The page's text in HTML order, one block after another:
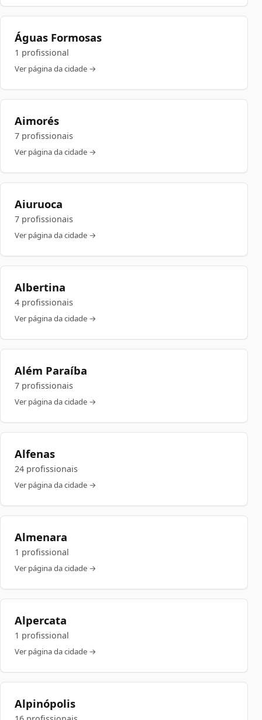
Águas Formosas
1 profissional
Ver página da cidade →
Aimorés
7 profissionais
Ver página da cidade →
Aiuruoca
7 profissionais
Ver página da cidade →
Albertina
4 profissionais
Ver página da cidade →
Além Paraíba
7 profissionais
Ver página da cidade →
Alfenas
24 profissionais
Ver página da cidade →
Almenara
1 profissional
Ver página da cidade →
Alpercata
1 profissional
Ver página da cidade →
Alpinópolis